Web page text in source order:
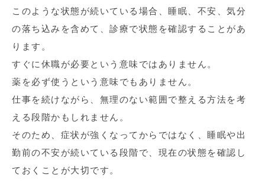
このような状態が続いている場合、睡眠、不安、気分
の落ち込みを含めて、診療で状態を確認することがあ
ります。
すぐに休職が必要という意味ではありません。
薬を必ず使うという意味でもありません。
仕事を続けながら、無理のない範囲で整える方法を考
える段階かもしれません。
そのため、症状が強くなってからではなく、睡眠や出
勤前の不安が続いている段階で、現在の状態を確認し
ておくことが大切です。